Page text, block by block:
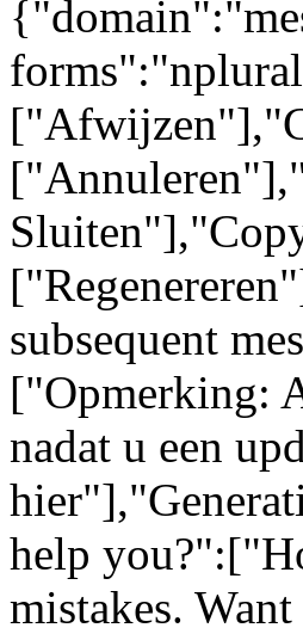
subsequent
["Opmerking:
nadat u een
help
mistakes.